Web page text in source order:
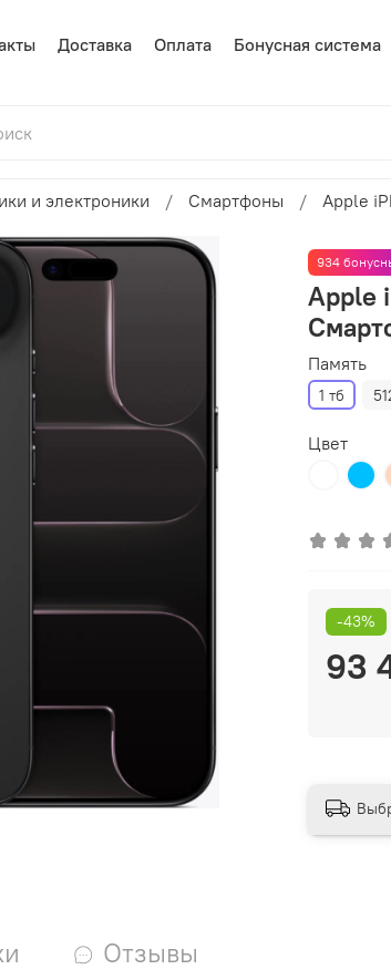
Доставка Оплата Бонусная система
и электроники Смартфоны Apple
934
Apple
Память
1 тб
Цвет
-43%
93
Отзывы